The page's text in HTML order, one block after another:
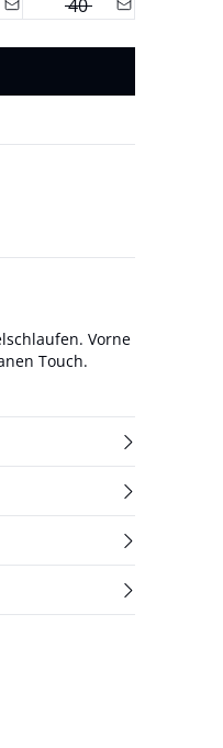
40
Vorne
Touch.